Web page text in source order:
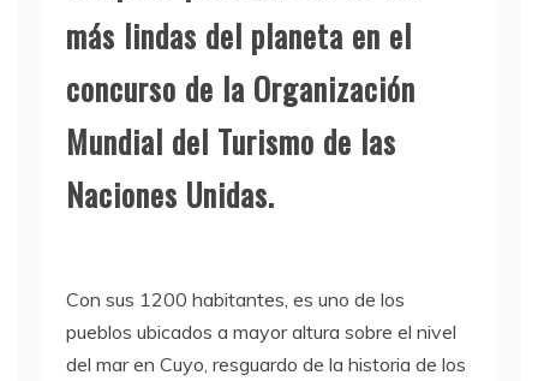
más lindas del planeta en el
concurso de la Organización
Mundial del Turismo de las
Naciones Unidas.
Con sus 1200 habitantes, es uno de los
pueblos ubicados a mayor altura sobre el nivel
del mar en Cuyo, resguardo de la historia de los